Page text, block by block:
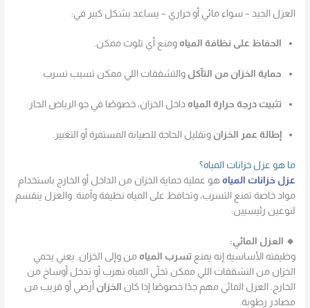
العزل الجيد – سواء مائي أو حراري – يساعد بشكل كبير في:
الحفاظ على نظافة المياه ومنع أي تلوث ممكن.
حماية الخزان من التآكل والتشققات اللي ممكن تسبب تسرب.
تثبيت درجة حرارة المياه داخل الخزان، خصوصًا في جو الرياض الحار.
إطالة عمر الخزان وتقليل الحاجة للصيانة المستمرة أو التغيير.
ما هو عزل خزانات المياه؟
عزل خزانات المياه هو عملية حماية الخزان من الداخل أو الخارج باستخدام
مواد خاصة تمنع التسرب، وتحافظ على المياه نظيفة وآمنة. والعزل ينقسم
لنوعين رئيسيين:
🔹 العزل المائي:
وظيفته الأساسية إنه يمنعتسرب المياه من وإلى الخزان. يعني يحمي
الخزان من التشققات اللي ممكن تخلّي المياه تهرب أو تدخل أوساخ من
الخارج. العزل المائي مهم جدًا خصوصًا إذا كان
الخزان أرضي أو قريب من
مصادر رطوبة.